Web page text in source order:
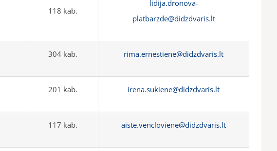
118 kab.
lidija.dronova-
platbarzde@didzdvaris.lt
304 kab. rima.ernestiene@didzdvaris.lt
201 kab. irena.sukiene@didzdvaris.lt
117 kab. aiste.vencloviene@didzdvaris.lt